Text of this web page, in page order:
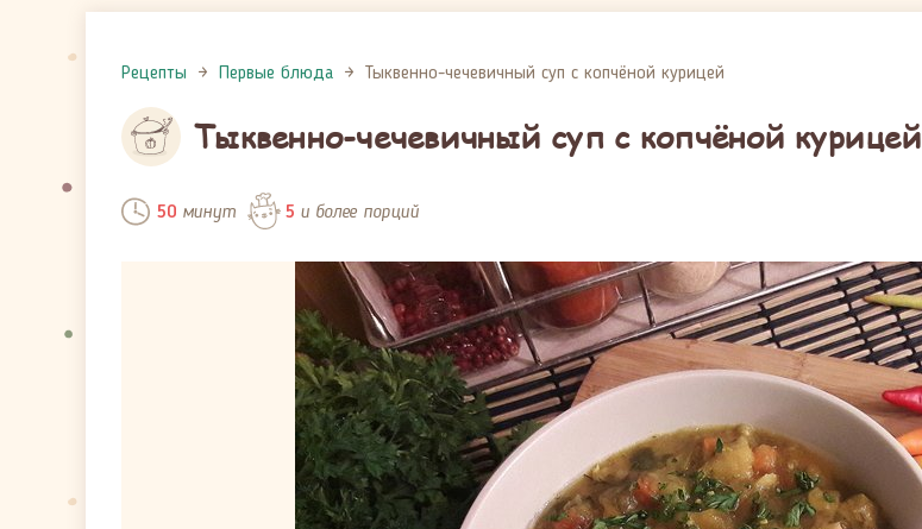
Рецепты Первые блюда Тыквенно-чечевичный суп с копчёной курицей
Тыквенно-чечевичный суп с копчёной курицей
50минут 5 и более порций